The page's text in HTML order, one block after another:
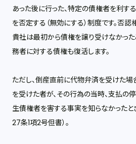
あった後に行った、特定の債権者を利
を否定する（無効にする）制度です。否認
貴社は最初から債権を譲り受けなかった
務者に対する債権も復活します。
ただし、倒産直前に代物弁済を受けた場
を受けた者が、その行為の当時、支払の
生債権者を害する事実を知らなかったと
27条1項2号但書）。